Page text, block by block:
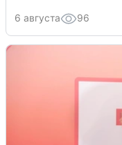
6 августа 96